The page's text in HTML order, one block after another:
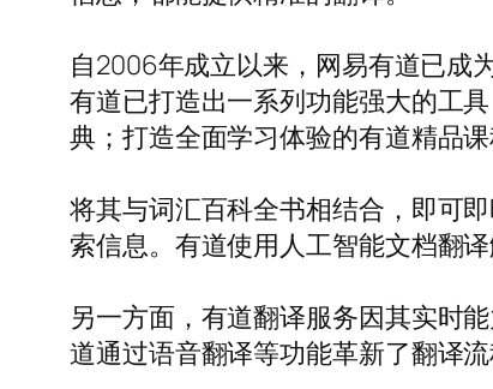
自2006年成立以来，网易有道已成
有道已打造出一系列功能强大的工
典；打造全面学习体验的有道精品
将其与词汇百科全书相结合，即可
索信息。有道使用人工智能文档翻
另一方面，有道翻译服务因其实时
道通过语音翻译等功能革新了翻译